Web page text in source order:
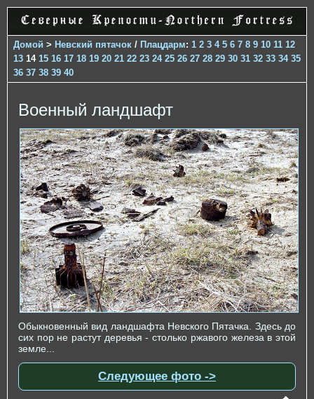
Домой > Невский пятачок / Плацдарм: 1 2 3 4 5 6 7 8 9 10 11 12
13 14 15 16 17 18 19 20 21 22 23 24 25 26 27 28 29 30 31 32 33 34 35
36 37 38 39 40
Военный ландшафт
Обыкновенный вид ландшафта Невского Пятачка. Здесь до
сих пор не растут деревья - столько ржавого железа в этой
земле...
Следующее фото ->